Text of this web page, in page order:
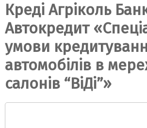
Креді Агріколь
Автокредит
умови
автомобілів в
салонів “ВіДі”»